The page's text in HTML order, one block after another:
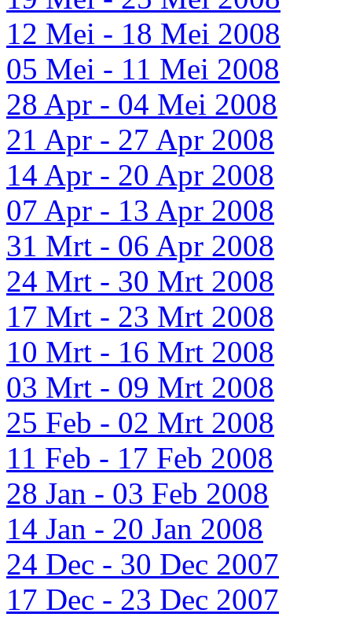
12 Mei - 18 Mei 2008
05 Mei - 11 Mei 2008
28 Apr - 04 Mei 2008
21 Apr - 27 Apr 2008
14 Apr - 20 Apr 2008
07 Apr - 13 Apr 2008
31 Mrt - 06 Apr 2008
24 Mrt - 30 Mrt 2008
17 Mrt - 23 Mrt 2008
10 Mrt - 16 Mrt 2008
03 Mrt - 09 Mrt 2008
25 Feb - 02 Mrt 2008
11 Feb - 17 Feb 2008
28 Jan - 03 Feb 2008
14 Jan - 20 Jan 2008
24 Dec - 30 Dec 2007
17 Dec - 23 Dec 2007